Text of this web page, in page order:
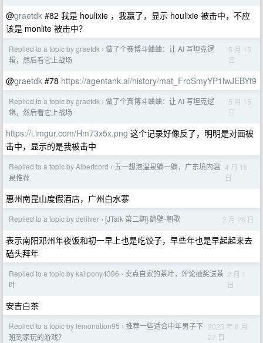
@graetdk #82 我是 houlixie ，我赢了，显示 houlixie 被击中，不应
该是 monlite 被击中？
Replied to a topic by graetdk › 做了个赛博斗蛐蛐：让 AI 写坦克逻
辑，然后看它上战场
5 月 15
日
@graetdk #78 https://agentank.ai/history/mat_FroSmyYP1lwJEBYf9
Replied to a topic by graetdk › 做了个赛博斗蛐蛐：让 AI 写坦克逻
辑，然后看它上战场
5 月 15
日
https://i.imgur.com/Hm73x5x.png 这个记录好像反了，明明是对面被
击中，显示的是我被击中
Replied to a topic by Albertcord › 五一想泡温泉躺一躺，广东境内温
泉推荐
4 月 15
日
惠州南昆山度假酒店，广州白水寨
Replied to a topic by delilver › [JTalk 第二期]·鹤壁-朝歌 2 月 28 日
表示南阳邓州年夜饭和初一早上也是吃饺子，早些年也是早起起来去
磕头拜年
Replied to a topic by kailpony4396 › 卖点自家的茶叶，评论抽奖送茶
叶
2 月 1
日
安吉白茶
Replied to a topic by lemonation95 › 推荐一些适合中年男子下
班到家玩的游戏？
2025 年 8 月
27 日